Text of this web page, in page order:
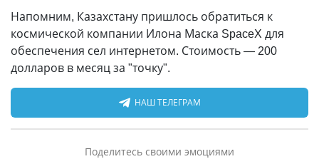
Напомним, Казахстану пришлось обратиться к
космической компании Илона Маска SpaceX для
обеспечения сел интернетом. Стоимость — 200
долларов в месяц за "точку".
НАШ ТЕЛЕГРАМ
Поделитесь своими эмоциями